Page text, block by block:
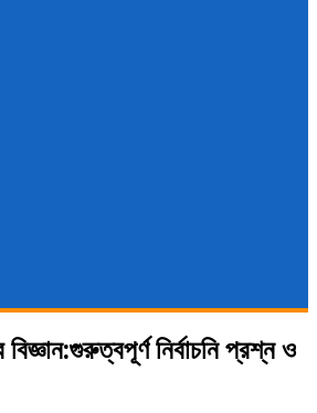
নির্বাচনি প্রশ্ন ও